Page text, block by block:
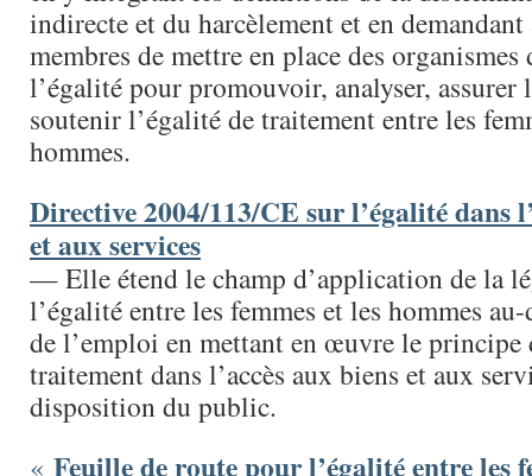
indirecte et du harcèlement et en
membres de mettre en place des
l’égalité pour promouvoir, analyser, assurer
soutenir l’égalité de traitement entre les
hommes.
Directive 2004/113/CE sur l’égalité dans
et aux services
— Elle étend le champ d’application de la
l’égalité entre les femmes et les hommes
de l’emploi en mettant en œuvre le principe
traitement dans l’accès aux biens et aux
disposition du public.
« Feuille de route pour l’égalité entre les